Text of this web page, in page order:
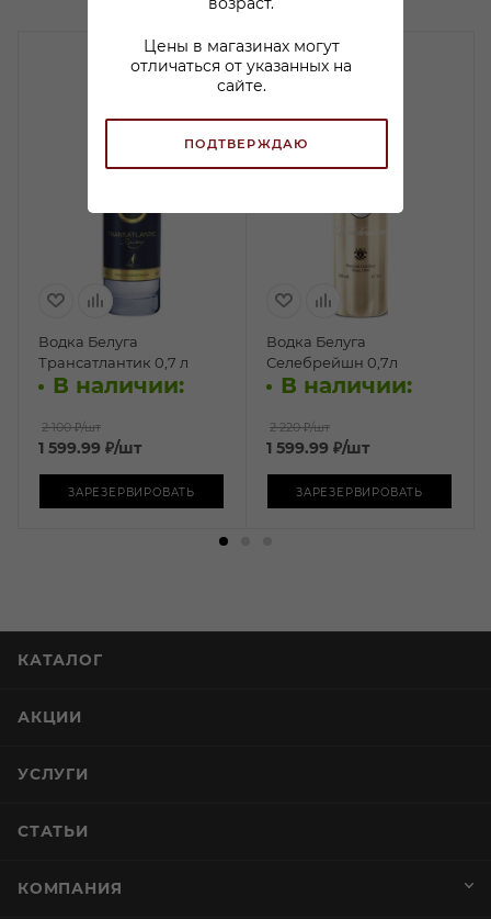
Цены в магазинах могут
отличаться от указанных на
сайте.
ПОДТВЕРЖДАЮ
Водка Белуга
Трансатлантик 0,7 л
В наличии:
2 100 ₽/шт
1 599.99 ₽/шт
ЗАРЕЗЕРВИРОВАТЬ
Водка Белуга
Селебрейшн 0,7л
В наличии:
2 220 ₽/шт
1 599.99 ₽/шт
ЗАРЕЗЕРВИРОВАТЬ
КАТАЛОГ
АКЦИИ
УСЛУГИ
СТАТЬИ
КОМПАНИЯ